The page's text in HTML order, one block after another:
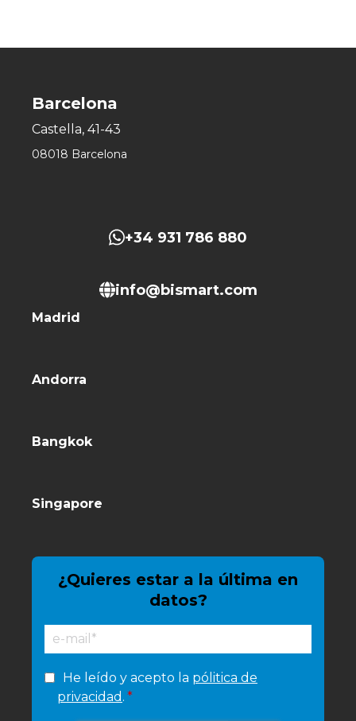
Barcelona
Castella, 41-43
08018 Barcelona
+34 931 786 880
info@bismart.com
Madrid
Andorra
Bangkok
Singapore
¿Quieres estar a la última en
datos?
He leído y acepto la pólitica de
privacidad . *